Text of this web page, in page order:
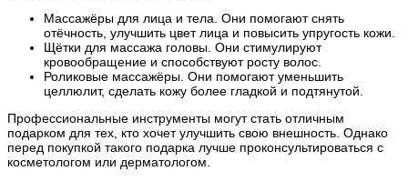
Массажёры для лица и тела. Они помогают снять
отёчность, улучшить цвет лица и повысить упругость кожи.
Щётки для массажа головы. Они стимулируют
кровообращение и способствуют росту волос.
Роликовые массажёры. Они помогают уменьшить
целлюлит, сделать кожу более гладкой и подтянутой.
Профессиональные инструменты могут стать отличным
подарком для тех, кто хочет улучшить свою внешность. Однако
перед покупкой такого подарка лучше проконсультироваться с
косметологом или дерматологом.